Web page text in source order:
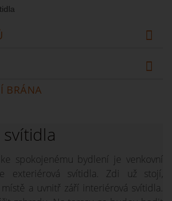
BRÁNA
spokojenému bydlení je venkovní
exteriérová svítidla. Zdi už stojí,
a uvnitř září interiérová svítidla.